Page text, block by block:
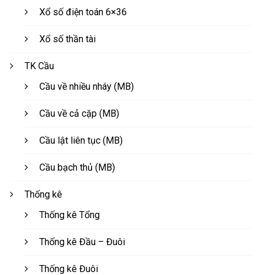
Xổ số điện toán 6×36
Xổ số thần tài
TK Cầu
Cầu về nhiều nháy (MB)
Cầu về cả cặp (MB)
Cầu lật liên tục (MB)
Cầu bạch thủ (MB)
Thống kê
Thống kê Tổng
Thống kê Đầu – Đuôi
Thống kê Đuôi